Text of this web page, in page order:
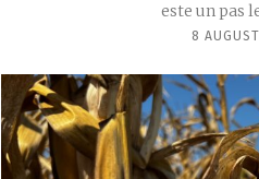
este un pas
8